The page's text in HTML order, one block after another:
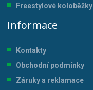
Freestylové koloběžky
Informace
Kontakty
Obchodní podmínky
Záruky a reklamace